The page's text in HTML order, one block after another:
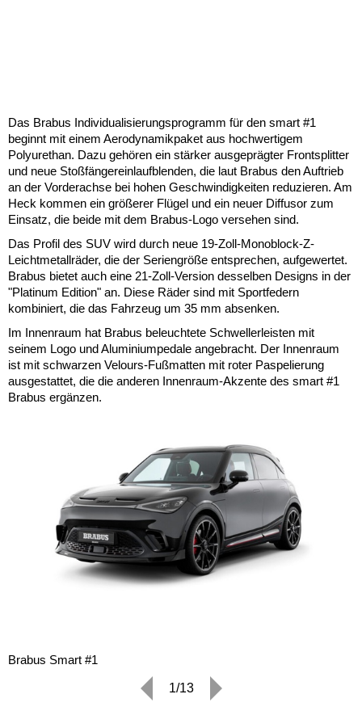
Das Brabus Individualisierungsprogramm für den smart #1
beginnt mit einem Aerodynamikpaket aus hochwertigem
Polyurethan. Dazu gehören ein stärker ausgeprägter Frontsplitter
und neue Stoßfängereinlaufblenden, die laut Brabus den Auftrieb
an der Vorderachse bei hohen Geschwindigkeiten reduzieren. Am
Heck kommen ein größerer Flügel und ein neuer Diffusor zum
Einsatz, die beide mit dem Brabus-Logo versehen sind.
Das Profil des SUV wird durch neue 19-Zoll-Monoblock-Z-
Leichtmetallräder, die der Seriengröße entsprechen, aufgewertet.
Brabus bietet auch eine 21-Zoll-Version desselben Designs in der
"Platinum Edition" an. Diese Räder sind mit Sportfedern
kombiniert, die das Fahrzeug um 35 mm absenken.
Im Innenraum hat Brabus beleuchtete Schwellerleisten mit
seinem Logo und Aluminiumpedale angebracht. Der Innenraum
ist mit schwarzen Velours-Fußmatten mit roter Paspelierung
ausgestattet, die die anderen Innenraum-Akzente des smart #1
Brabus ergänzen.
Brabus Smart #1
1/13